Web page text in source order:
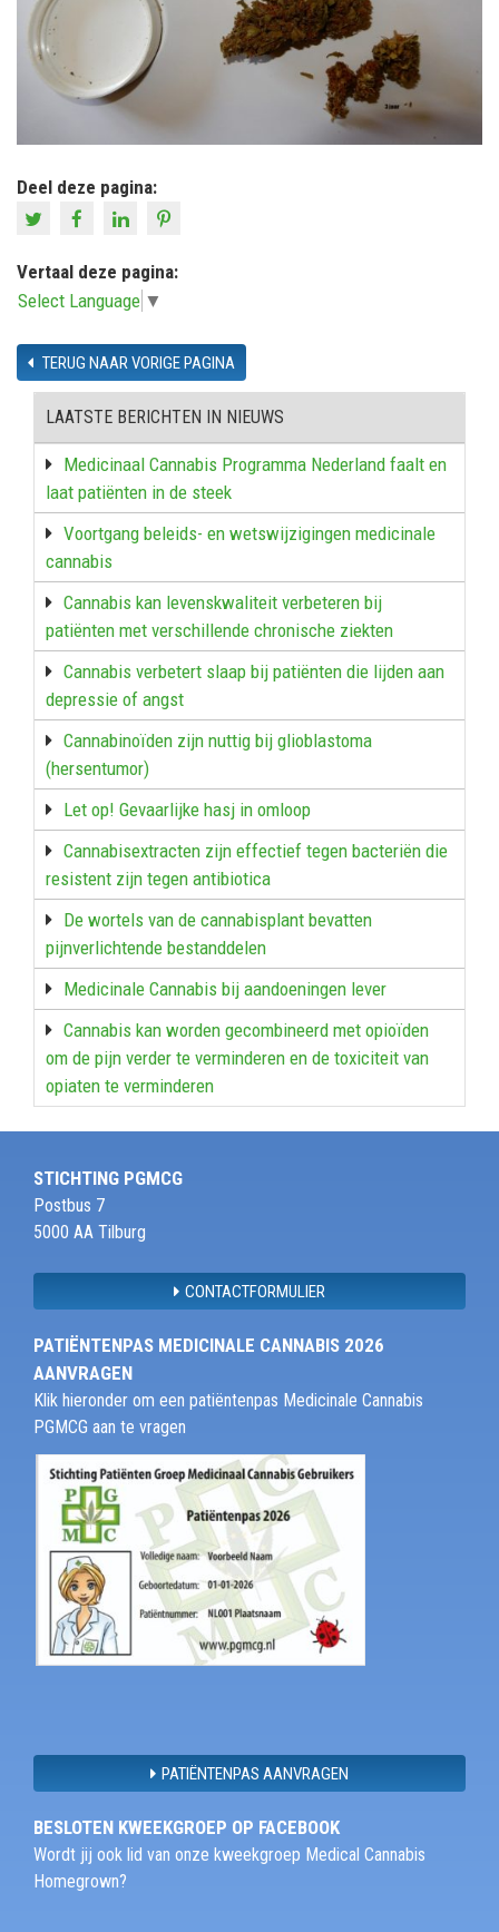
Deel deze pagina:
Vertaal deze pagina:
Select Language ▼
TERUG NAAR VORIGE PAGINA
LAATSTE BERICHTEN IN NIEUWS
Medicinaal Cannabis Programma Nederland faalt en
laat patiënten in de steek
Voortgang beleids- en wetswijzigingen medicinale
cannabis
Cannabis kan levenskwaliteit verbeteren bij
patiënten met verschillende chronische ziekten
Cannabis verbetert slaap bij patiënten die lijden aan
depressie of angst
Cannabinoïden zijn nuttig bij glioblastoma
(hersentumor)
Let op! Gevaarlijke hasj in omloop
Cannabisextracten zijn effectief tegen bacteriën die
resistent zijn tegen antibiotica
De wortels van de cannabisplant bevatten
pijnverlichtende bestanddelen
Medicinale Cannabis bij aandoeningen lever
Cannabis kan worden gecombineerd met opioïden
om de pijn verder te verminderen en de toxiciteit van
opiaten te verminderen
STICHTING PGMCG
Postbus 7
5000 AA Tilburg
CONTACTFORMULIER
PATIËNTENPAS MEDICINALE CANNABIS 2026
AANVRAGEN
Klik hieronder om een patiëntenpas Medicinale Cannabis
PGMCG aan te vragen
PATIËNTENPAS AANVRAGEN
BESLOTEN KWEEKGROEP OP FACEBOOK
Wordt jij ook lid van onze kweekgroep Medical Cannabis
Homegrown?